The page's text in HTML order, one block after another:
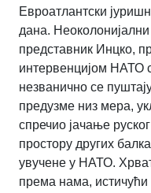
Евроатлантски
дана.
представник Инцко,
интервенцијом НАТО
незванично се
предузме низ мера,
спречио јачање
простору других
увучене у НАТО.
према нама,